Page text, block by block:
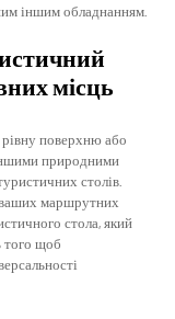
іншим обладнанням.
місць
поверхню або
природними
столів.
ваших маршрутних
стола, який
того щоб